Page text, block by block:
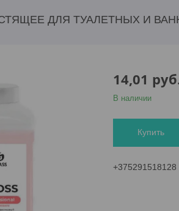
ДЛЯ ТУАЛЕТНЫХ И
14,01
В наличии
Купить
+375291518128